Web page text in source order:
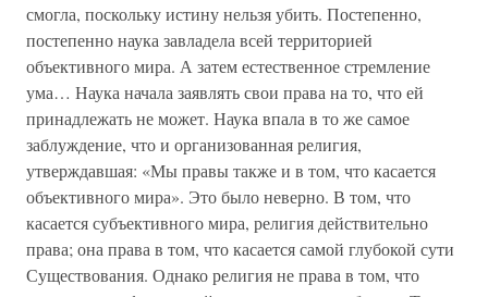
смогла, поскольку истину нельзя убить. Постепенно,
постепенно наука завладела всей территорией
объективного мира. А затем естественное стремление
ума… Наука начала заявлять свои права на то, что ей
принадлежать не может. Наука впала в то же самое
заблуждение, что и организованная религия,
утверждавшая: «Мы правы также и в том, что касается
объективного мира». Это было неверно. В том, что
касается субъективного мира, религия действительно
права; она права в том, что касается самой глубокой сути
Существования. Однако религия не права в том, что